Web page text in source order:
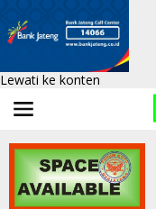
Lewati ke konten